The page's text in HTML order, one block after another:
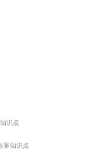
识点
幂知识点